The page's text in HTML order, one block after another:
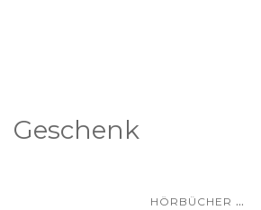
Geschenk
HÖRBÜCHER ...